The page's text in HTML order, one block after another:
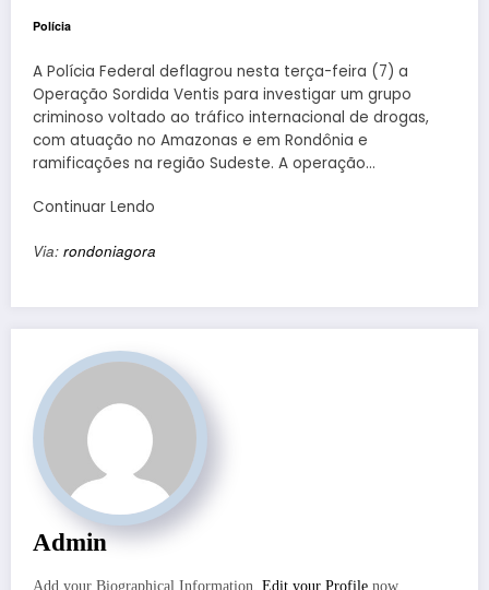
Polícia
A Polícia Federal deflagrou nesta terça-feira (7) a
Operação Sordida Ventis para investigar um grupo
criminoso voltado ao tráfico internacional de drogas,
com atuação no Amazonas e em Rondônia e
ramificações na região Sudeste. A operação…
Continuar Lendo
Via: rondoniagora
Admin
Add your Biographical Information. Edit your Profile now.